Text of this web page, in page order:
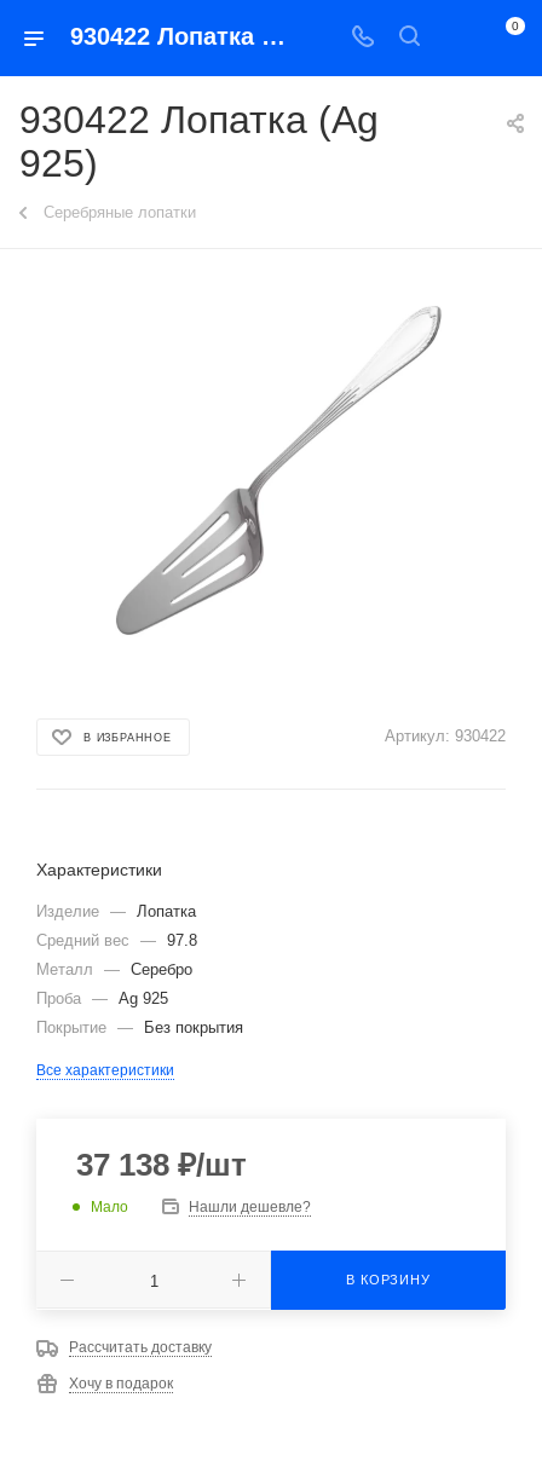
930422 Лопатка (Ag 925) 0
930422 Лопатка (Ag
925)
Серебряные лопатки
В ИЗБРАННОЕ Артикул: 930422
Характеристики
Изделие — Лопатка
Средний вес
— 97.8
Металл
— Серебро
Проба — Ag 925
Покрытие — Без покрытия
Все характеристики
37 138 ₽/шт
Мало Нашли дешевле?
В КОРЗИНУ
Рассчитать доставку
Хочу в подарок